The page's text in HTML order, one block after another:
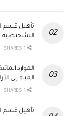
تأهيل قسم
التشخيصية
الموارد
المياه إلى
تأهيل قسم